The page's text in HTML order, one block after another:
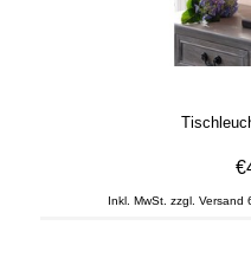
Inkl. MwSt. zzgl.